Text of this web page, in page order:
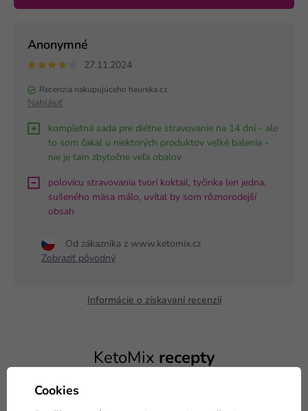
Anonymné
27.11.2024
Recenzia nakupujúceho heureka.cz
Nahlásiť
kompletná sada pre diétne stravovanie na 14 dní - ale
to som čakal u niektorých produktov veľké balenia -
nie je tam zbytočne veľa obalov
polovicu stravovania tvorí koktail, tyčinka len jedna,
sušeného mäsa málo, uvítal by som rôznorodejší
obsah
Od zákazníka z www.ketomix.cz
Zobraziť pôvodný
Informácie o získavaní recenzií
KetoMix recepty
Recepty
Cookies